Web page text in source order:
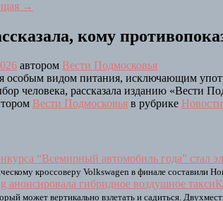
→
кому
автором Вести Подмосковья
особым видом питания, исключающим
человека, рассказала изданию
Вести Подмосковья в рубрике
кроссоверу Volkswagen в финале составили
может вертикально взлетать и садиться.